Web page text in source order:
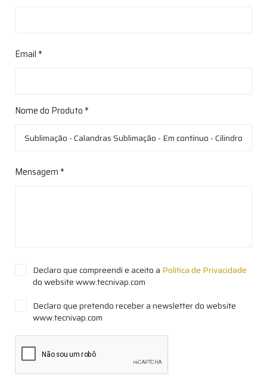
Email *
Nome do Produto *
Mensagem *
Declaro que compreendi e aceito a Política de Privacidade
do website www.tecnivap.com
Declaro que pretendo receber a newsletter do website
www.tecnivap.com